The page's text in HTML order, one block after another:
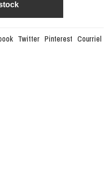
Twitter Pinterest Courriel